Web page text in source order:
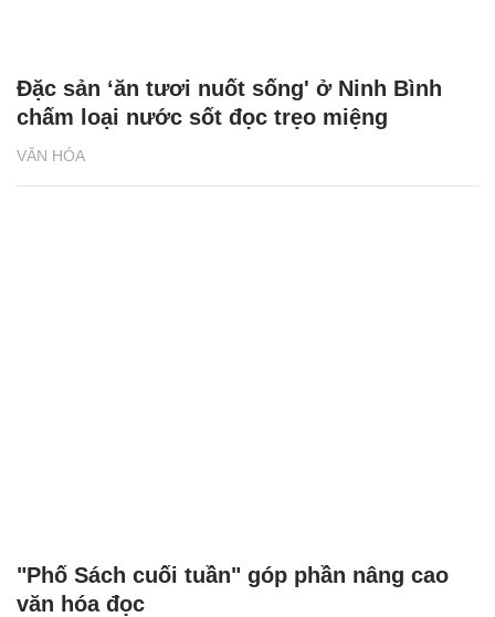
VĂN HÓA
Đặc sản ‘ăn tươi nuốt sống' ở Ninh Bình
chấm loại nước sốt đọc trẹo miệng
"Phố Sách cuối tuần" góp phần nâng cao
văn hóa đọc